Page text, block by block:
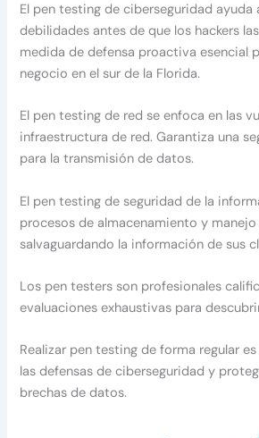
El pen testing de ciberseguridad ayuda
debilidades antes de que los hackers
medida de defensa proactiva esencial
negocio en el sur de la Florida.
El pen testing de red se enfoca en las
infraestructura de red. Garantiza una
para la transmisión de datos.
El pen testing de seguridad de la
procesos de almacenamiento y
salvaguardando la información de sus
Los pen testers son profesionales
evaluaciones exhaustivas para
Realizar pen testing de forma regular
las defensas de ciberseguridad y
brechas de datos.